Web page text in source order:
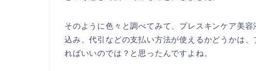
そのように色々と調べてみて、プレスキンケア美
込み、代引などの支払い方法が使えるかどうかは
ればいいのでは？と思ったんですよね。